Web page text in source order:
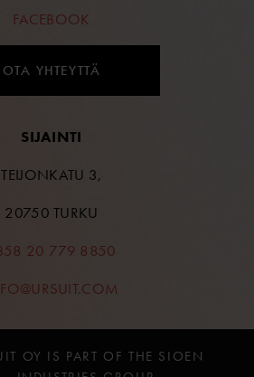
FACEBOOK
OTA YHTEYTTÄ
SIJAINTI
TEIJONKATU 3,
20750 TURKU
20 779 8850
OY IS PART OF THE SIOEN